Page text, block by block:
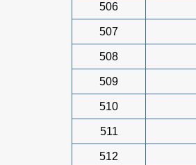
506
507
508
509
510
511
512